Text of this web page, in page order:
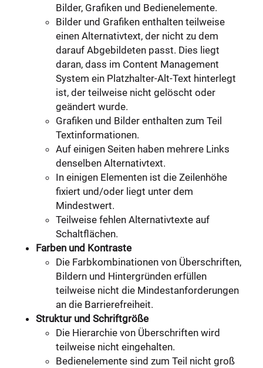
Bilder, Grafiken und Bedienelemente.
Bilder und Grafiken enthalten teilweise
einen Alternativtext, der nicht zu dem
darauf Abgebildeten passt. Dies liegt
daran, dass im Content Management
System ein Platzhalter-Alt-Text hinterlegt
ist, der teilweise nicht gelöscht oder
geändert wurde.
Grafiken und Bilder enthalten zum Teil
Textinformationen.
Auf einigen Seiten haben mehrere Links
denselben Alternativtext.
In einigen Elementen ist die Zeilenhöhe
fixiert und/oder liegt unter dem
Mindestwert.
Teilweise fehlen Alternativtexte auf
Schaltflächen.
Farben und Kontraste
Die Farbkombinationen von Überschriften,
Bildern und Hintergründen erfüllen
teilweise nicht die Mindestanforderungen
an die Barrierefreiheit.
Struktur und Schriftgröße
Die Hierarchie von Überschriften wird
teilweise nicht eingehalten.
Bedienelemente sind zum Teil nicht groß